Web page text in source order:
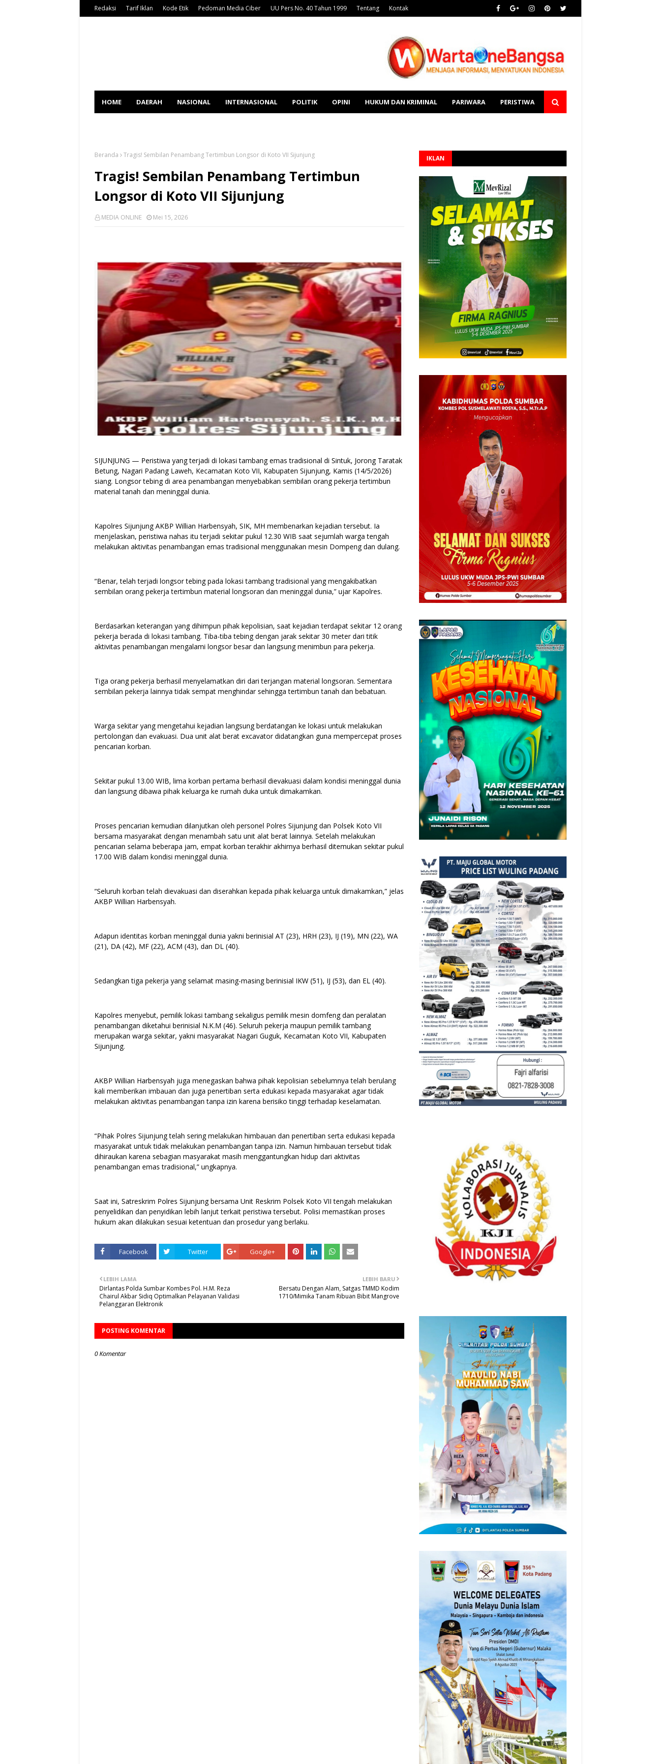
Redaksi Tarif Iklan Kode Etik Pedoman Media Ciber UU Pers No. 40 Tahun 1999 Tentang Kontak
HOME DAERAH NASIONAL INTERNASIONAL POLITIK OPINI HUKUM DAN KRIMINAL PARIWARA PERISTIWA
Beranda Tragis! Sembilan Penambang Tertimbun Longsor di Koto VII Sijunjung
Tragis! Sembilan Penambang Tertimbun
Longsor di Koto VII Sijunjung
MEDIA ONLINE Mei 15, 2026
SIJUNJUNG — Peristiwa yang terjadi di lokasi tambang emas tradisional di Sintuk, Jorong Taratak
Betung, Nagari Padang Laweh, Kecamatan Koto VII, Kabupaten Sijunjung, Kamis (14/5/2026)
siang. Longsor tebing di area penambangan menyebabkan sembilan orang pekerja tertimbun
material tanah dan meninggal dunia.
Kapolres Sijunjung AKBP Willian Harbensyah, SIK, MH membenarkan kejadian tersebut. Ia
menjelaskan, peristiwa nahas itu terjadi sekitar pukul 12.30 WIB saat sejumlah warga tengah
melakukan aktivitas penambangan emas tradisional menggunakan mesin Dompeng dan dulang.
“Benar, telah terjadi longsor tebing pada lokasi tambang tradisional yang mengakibatkan
sembilan orang pekerja tertimbun material longsoran dan meninggal dunia,” ujar Kapolres.
Berdasarkan keterangan yang dihimpun pihak kepolisian, saat kejadian terdapat sekitar 12 orang
pekerja berada di lokasi tambang. Tiba-tiba tebing dengan jarak sekitar 30 meter dari titik
aktivitas penambangan mengalami longsor besar dan langsung menimbun para pekerja.
Tiga orang pekerja berhasil menyelamatkan diri dari terjangan material longsoran. Sementara
sembilan pekerja lainnya tidak sempat menghindar sehingga tertimbun tanah dan bebatuan.
Warga sekitar yang mengetahui kejadian langsung berdatangan ke lokasi untuk melakukan
pertolongan dan evakuasi. Dua unit alat berat excavator didatangkan guna mempercepat proses
pencarian korban.
Sekitar pukul 13.00 WIB, lima korban pertama berhasil dievakuasi dalam kondisi meninggal dunia
dan langsung dibawa pihak keluarga ke rumah duka untuk dimakamkan.
Proses pencarian kemudian dilanjutkan oleh personel Polres Sijunjung dan Polsek Koto VII
bersama masyarakat dengan menambah satu unit alat berat lainnya. Setelah melakukan
pencarian selama beberapa jam, empat korban terakhir akhirnya berhasil ditemukan sekitar pukul
17.00 WIB dalam kondisi meninggal dunia.
“Seluruh korban telah dievakuasi dan diserahkan kepada pihak keluarga untuk dimakamkan,” jelas
AKBP Willian Harbensyah.
Adapun identitas korban meninggal dunia yakni berinisial AT (23), HRH (23), IJ (19), MN (22), WA
(21), DA (42), MF (22), ACM (43), dan DL (40).
Sedangkan tiga pekerja yang selamat masing-masing berinisial IKW (51), IJ (53), dan EL (40).
Kapolres menyebut, pemilik lokasi tambang sekaligus pemilik mesin domfeng dan peralatan
penambangan diketahui berinisial N.K.M (46). Seluruh pekerja maupun pemilik tambang
merupakan warga sekitar, yakni masyarakat Nagari Guguk, Kecamatan Koto VII, Kabupaten
Sijunjung.
AKBP Willian Harbensyah juga menegaskan bahwa pihak kepolisian sebelumnya telah berulang
kali memberikan imbauan dan juga penertiban serta edukasi kepada masyarakat agar tidak
melakukan aktivitas penambangan tanpa izin karena berisiko tinggi terhadap keselamatan.
“Pihak Polres Sijunjung telah sering melakukan himbauan dan penertiban serta edukasi kepada
masyarakat untuk tidak melakukan penambangan tanpa izin. Namun himbauan tersebut tidak
dihiraukan karena sebagian masyarakat masih menggantungkan hidup dari aktivitas
penambangan emas tradisional,” ungkapnya.
Saat ini, Satreskrim Polres Sijunjung bersama Unit Reskrim Polsek Koto VII tengah melakukan
penyelidikan dan penyidikan lebih lanjut terkait peristiwa tersebut. Polisi memastikan proses
hukum akan dilakukan sesuai ketentuan dan prosedur yang berlaku.
Facebook Twitter Google+
LEBIH BARU
Bersatu Dengan Alam, Satgas TMMD Kodim
1710/Mimika Tanam Ribuan Bibit Mangrove
LEBIH LAMA
Dirlantas Polda Sumbar Kombes Pol. H.M. Reza
Chairul Akbar Sidiq Optimalkan Pelayanan Validasi
Pelanggaran Elektronik
POSTING KOMENTAR
0 Komentar
IKLAN